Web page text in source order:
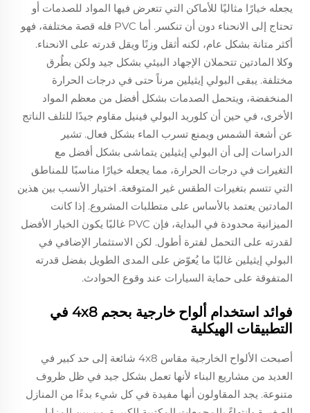
يجعله خيارًا مثاليًا للأماكن التي تتعرض فيها المواد للصدمات أو
تحتاج إلى الانحناء دون أن تنكسر. أما PVC فله قصة مختلفة، فهو
أكثر متانة بشكل عام، لكنه أثقل وزنًا ويقل قدرته على الانحناء.
وكلا المادتين تتحملان الإجهاد البيئي بشكل جيد ولكن بطُرق
مختلفة. يبقى البولي إيثيلين مرناً حتى في درجات الحرارة
المنخفضة، ويتحمل الصدمات بشكل أفضل من معظم المواد
الأخرى، في حين أن كلوريد البولي فينيل مقاوم جيدًا للتلف الناتج
عن أشعة الشمس ويمنع تسرب الماء بشكل فعال. تشير
الدراسات إلى أن البولي إيثيلين يتماشى بشكل أفضل مع
التغيرات في درجات الحرارة، مما يجعله خيارًا مناسبًا للمناطق
التي تتسم بتغيرات الطقس غير المتوقعة. اختيار الأنسب بين هذين
المادتين يعتمد بالأساس على متطلبات المشروع. إذا كانت
الميزانية محدودة في البداية، فإن PVC غالبًا يكون الخيار الأفضل
لقدرته على التحمل لفترة أطول. لكن الاستثمار الإضافي في
البولي إيثيلين غالبًا ما يُعوّض على المدى الطويل بفضل قدرته
المتفوقة على حماية السيارات عند وقوع الحوادث.
فوائد استخدام ألواح خارجية بحجم 4x8 في
التطبيقات الهيكلية
أصبحت الألواح الخارجية مقاس 4x8 شائعة إلى حد كبير في
العديد من مشاريع البناء لأنها تعمل بشكل جيد في ظل ظروف
متنوعة. يجد المقاولون أنها مفيدة في كل شيء بدءًا من المنازل